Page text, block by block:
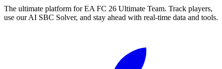
The ultimate platform for EA FC 26 Ultimate Team. Track players,
use our AI SBC Solver, and stay ahead with real-time data and tools.